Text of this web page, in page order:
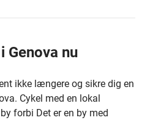
Genova nu
ikke længere og sikre dig en
Cykel med en lokal
forbi Det er en by med